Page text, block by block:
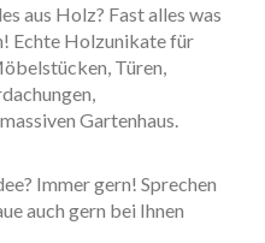
aus Holz? Fast alles was
Echte Holzunikate für
Türen,
Gartenhaus.
Immer gern! Sprechen
auch gern bei Ihnen